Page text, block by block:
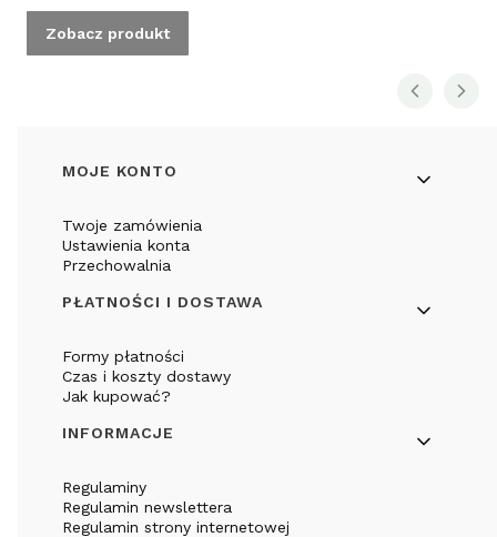
Zobacz produkt
Linki w stopce
MOJE KONTO
Twoje zamówienia
Ustawienia konta
Przechowalnia
PŁATNOŚCI I DOSTAWA
Formy płatności
Czas i koszty dostawy
Jak kupować?
INFORMACJE
Regulaminy
Regulamin newslettera
Regulamin strony internetowej